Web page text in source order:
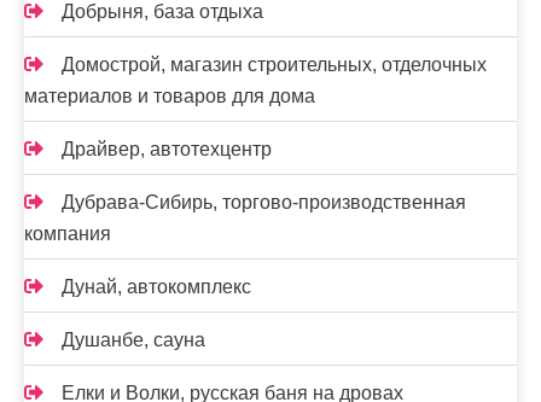
Добрыня, база отдыха
Домострой, магазин строительных, отделочных
материалов и товаров для дома
Драйвер, автотехцентр
Дубрава-Сибирь, торгово-производственная
компания
Дунай, автокомплекс
Душанбе, сауна
Елки и Волки, русская баня на дровах